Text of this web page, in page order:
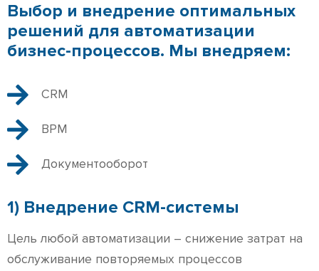
Выбор и внедрение оптимальных
решений для автоматизации
бизнес-процессов. Мы внедряем:
CRM
BPM
Документооборот
1) Внедрение CRM-системы
Цель любой автоматизации – снижение затрат на
обслуживание повторяемых процессов